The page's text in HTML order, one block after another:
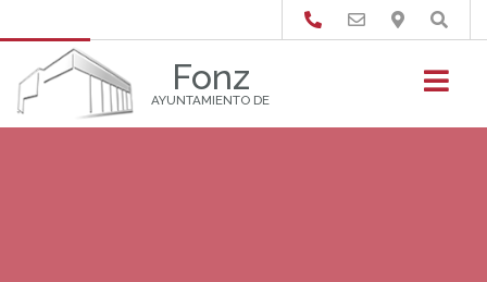
Fonz
AYUNTAMIENTO DE
Buscar